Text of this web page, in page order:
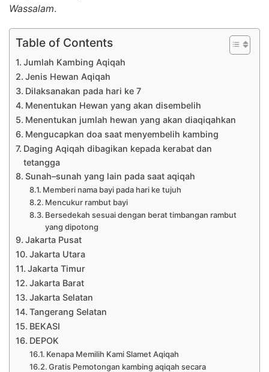
Wassalam.
Table of Contents
Jumlah Kambing Aqiqah
Jenis Hewan Aqiqah
Dilaksanakan pada hari ke 7
Menentukan Hewan yang akan disembelih
Menentukan jumlah hewan yang akan diaqiqahkan
Mengucapkan doa saat menyembelih kambing
Daging Aqiqah dibagikan kepada kerabat dan
tetangga
Sunah–sunah yang lain pada saat aqiqah
Memberi nama bayi pada hari ke tujuh
Mencukur rambut bayi
Bersedekah sesuai dengan berat timbangan rambut
yang dipotong
Jakarta Pusat
Jakarta Utara
Jakarta Timur
Jakarta Barat
Jakarta Selatan
Tangerang Selatan
BEKASI
DEPOK
Kenapa Memilih Kami Slamet Aqiqah
Gratis Pemotongan kambing aqiqah secara